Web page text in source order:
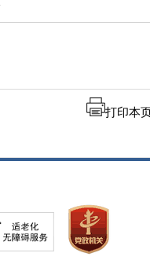
打印本